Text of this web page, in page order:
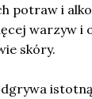
potraw i
warzyw i
skóry.